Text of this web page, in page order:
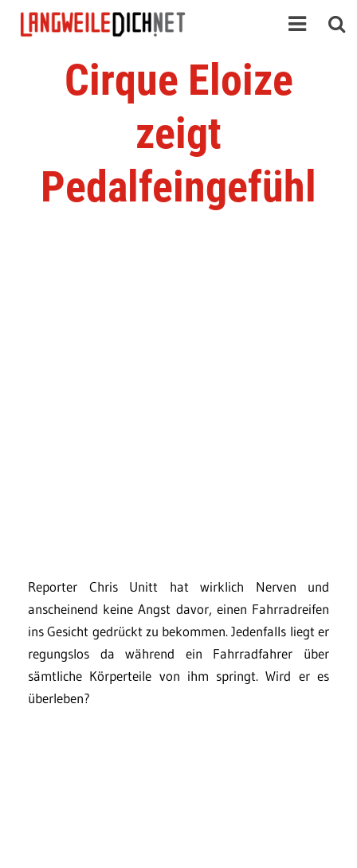
Cirque Eloize
zeigt
Pedalfeingefühl
Reporter Chris Unitt hat wirklich Nerven und
anscheinend keine Angst davor, einen Fahrradreifen
ins Gesicht gedrückt zu bekommen. Jedenfalls liegt er
regungslos da während ein Fahrradfahrer über
sämtliche Körperteile von ihm springt. Wird er es
überleben?